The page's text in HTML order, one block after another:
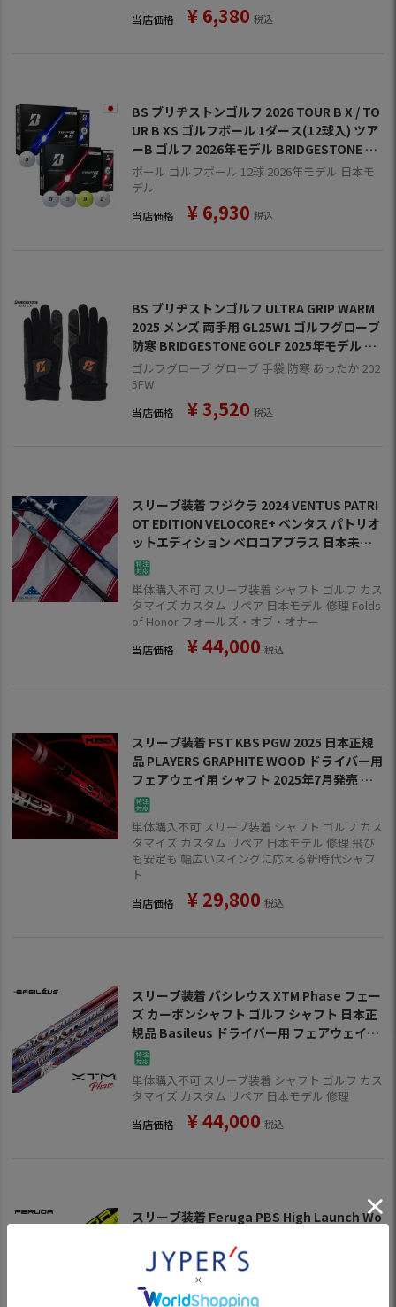
当店価格 ¥ 6,380 税込
BS ブリヂストンゴルフ 2026 TOUR B X / TO
UR B XS ゴルフボール 1ダース(12球入) ツア
ーB ゴルフ 2026年モデル BRIDGESTONE G
OLF 日本正規品
ボール ゴルフボール 12球 2026年モデル 日本モ
デル
当店価格 ¥ 6,930 税込
BS ブリヂストンゴルフ ULTRA GRIP WARM
2025 メンズ 両手用 GL25W1 ゴルフグローブ
防寒 BRIDGESTONE GOLF 2025年モデル 日
本正規品
ゴルフグローブ グローブ 手袋 防寒 あったか 202
5FW
当店価格 ¥3,520 税込
スリーブ装着 フジクラ 2024 VENTUS PATRI
OT EDITION VELOCORE+ ベンタス パトリオ
ットエディション ベロコアプラス 日本未発
売 USA直輸入品 数量限定 ドライバー用 フェ
アウェイ用 シャフト スリーブ付きシャフト
【単品購入不可】
単体購入不可 スリーブ装着 シャフト ゴルフ カス
タマイズ カスタム リペア 日本モデル 修理 Folds
of Honor フォールズ・オブ・オナー
当店価格 ¥44,000 税込
スリーブ装着 FST KBS PGW 2025 日本正規
品 PLAYERS GRAPHITE WOOD ドライバー用
フェアウェイ用 シャフト 2025年7月発売 ス
リーブ付きシャフト【単品購入不可】
単体購入不可 スリーブ装着 シャフト ゴルフ カス
タマイズ カスタム リペア 日本モデル 修理 飛び
も安定も 幅広いスイングに応える新時代シャフ
ト
当店価格 ¥ 29,800 税込
スリーブ装着 バシレウス XTM Phase フェー
ズ カーボンシャフト ゴルフ シャフト 日本正
規品 Basileus ドライバー用 フェアウェイ用
シャフト スリーブ付きシャフト【単品購入不
可】
単体購入不可 スリーブ装着 シャフト ゴルフ カス
タマイズ カスタム リペア 日本モデル 修理
当店価格 ¥44,000 税込
スリーブ装着 Feruga PBS High Launch Wo
ェアウェイ用 シャフト スリーブ付きシャフ
ト USA直輸入品【単品購入不可】
単体購入不可 スリーブ装着 シャフト ゴルフ カス